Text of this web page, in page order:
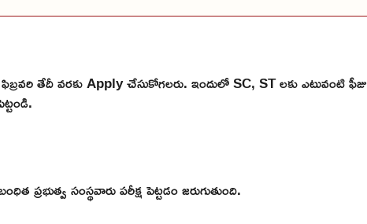
తేదీ వరకు Apply చేసుకోగలరు. ఇందులో SC, ST లకు ఎటువంటి ఫీజు
ప్రభుత్వ సంస్థవారు పరీక్ష పెట్టడం జరుగుతుంది.